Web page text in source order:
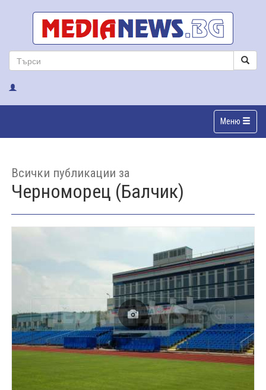
Меню
Всички публикации за
Черноморец (Балчик)